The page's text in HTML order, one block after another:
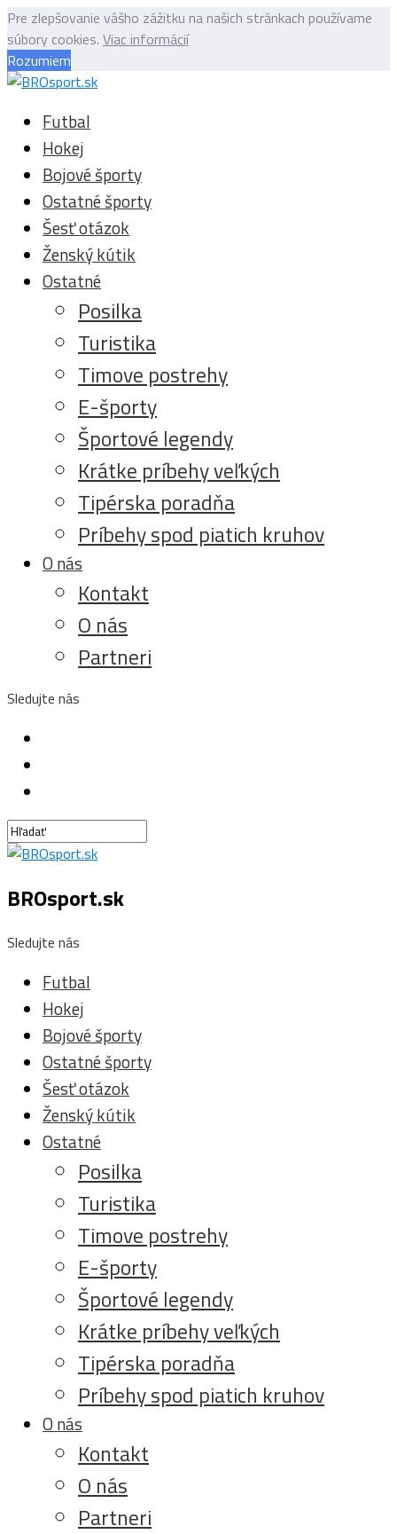
Pre zlepšovanie vášho zážitku na našich stránkach používame
súbory cookies. Viac informácií
Rozumiem
Futbal
Hokej
Bojové športy
Ostatné športy
Šesť otázok
Ženský kútik
Ostatné
Posilka
Turistika
Timove postrehy
E-športy
Športové legendy
Krátke príbehy veľkých
Tipérska poradňa
Príbehy spod piatich kruhov
O nás
Kontakt
O nás
Partneri
Sledujte nás
BROsport.sk
Sledujte nás
Futbal
Hokej
Bojové športy
Ostatné športy
Šesť otázok
Ženský kútik
Ostatné
Posilka
Turistika
Timove postrehy
E-športy
Športové legendy
Krátke príbehy veľkých
Tipérska poradňa
Príbehy spod piatich kruhov
O nás
Kontakt
O nás
Partneri